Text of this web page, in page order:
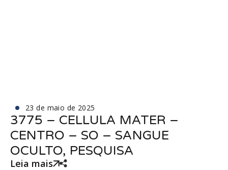
23 de maio de 2025
3775 – CELLULA MATER –
CENTRO – SO – SANGUE
OCULTO, PESQUISA
Leia mais